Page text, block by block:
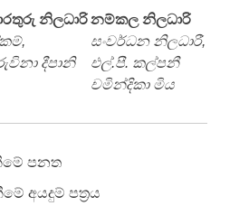
නිලධාරි
දීපානි
නම්කල නිලධාරි
සංවර්ධන නිලධාරී,
එල්.පී. කල්පනී
චමින්දිකා මිය
පනත
අයදුම් පත්‍රය